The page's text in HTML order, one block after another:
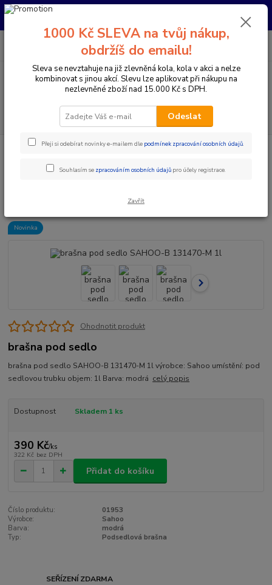
Pro nachystání kola / doplňků na prodejně si prosím zavolejte dopředu.
Menu
CZK
PO-PÁ 10:00-17:00 | SO: 9:00-12:00
Doplňky a helmy Brašny
brašna pod sedlo SAHOO-B 131470-
Novinka
Ohodnotit produkt
brašna pod sedlo
brašna pod sedlo SAHOO-B 131470-M 1l výrobce: Sahoo umístění: pod
sedlovou trubku objem: 1l Barva: modrá celý popis
Dostupnost Skladem 1 ks
390 Kč/ks
322 Kč bez DPH
Přidat do košíku
Číslo produktu:
01953
Výrobce:
Sahoo
Barva:
modrá
Typ:
Podsedlová brašna
SEŘÍZENÍ ZDARMA
1000 Kč SLEVA na tvůj nákup,
obdržíš do emailu!
Sleva se nevztahuje na již zlevněná kola, kola v akci a nelze
kombinovat s jinou akcí. Slevu lze aplikovat při nákupu na
nezlevněné zboží nad 15.000 Kč s DPH.
Odeslat
Přeji si odebírat novinky e-mailem dle podmínek zpracování osobních údajů.
Souhlasím se zpracováním osobních údajů pro účely registrace.
Zavřít